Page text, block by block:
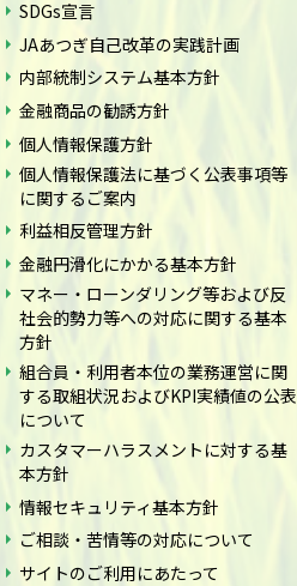
SDGs宣言
JAあつぎ自己改革の実践計画
内部統制システム基本方針
金融商品の勧誘方針
個人情報保護方針
個人情報保護法に基づく公表事項等
に関するご案内
利益相反管理方針
金融円滑化にかかる基本方針
マネー・ローンダリング等および反
社会的勢力等への対応に関する基本
方針
組合員・利用者本位の業務運営に関
する取組状況およびKPI実績値の公表
について
カスタマーハラスメントに対する基
本方針
情報セキュリティ基本方針
ご相談・苦情等の対応について
サイトのご利用にあたって